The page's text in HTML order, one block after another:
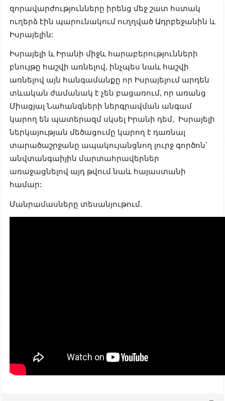
զորավարժությունները իրենց մեջ շատ հստակ
ուղերձ էին պարունակում ուղղված Ադրբեջանին և
Իսրայելին:
Իսրայելի և Իրանի միջև հարաբերությունների
բնույթը հաշվի առնելով, ինչպես նաև հաշվի
առնելով այն հանգամանքը որ Իսրայելում արդեն
տևական ժամանակ է չեն բացառում, որ առանց
Միացյալ Նահանգների ներգրավման անգամ
կարող են պատերազմ սկսել Իրանի դեմ, Իսրայելի
ներկայության մեծացումը կարող է դառնալ
տարածաշրջանը ապակույանցնող լուրջ գործոն՝
անվտանգաիյին մարտահրավերներ
առաջացնելով այդ թվում նաև հայաստանի
համար:
Մանրամասները տեսանյութում.